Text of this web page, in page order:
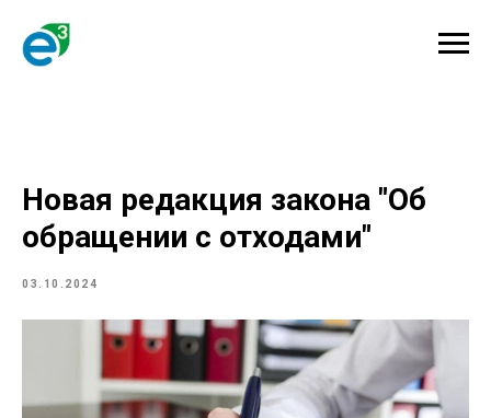
Новая редакция закона "Об
обращении с отходами"
03.10.2024